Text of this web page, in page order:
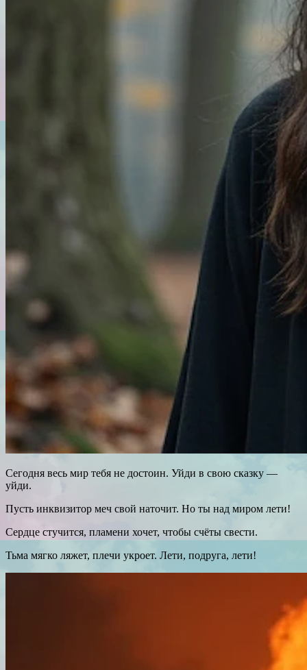
Сегодня весь мир тебя не достоин. Уйди в свою сказку —
уйди.
Пусть инквизитор меч свой наточит. Но ты над миром лети!
Сердце стучится, пламени хочет, чтобы счёты свести.
Тьма мягко ляжет, плечи укроет. Лети, подруга, лети!